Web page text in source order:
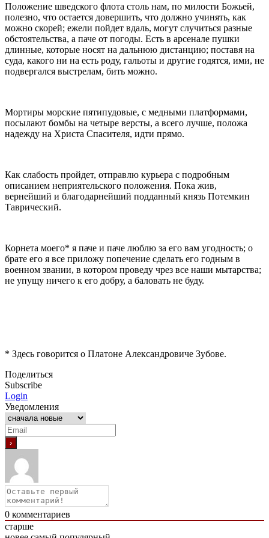
Положение шведского флота столь нам, по милости Божьей,
полезно, что остается довершить, что должно учинять, как
можно скорей; ежели пойдет вдаль, могут случиться разные
обстоятельства, а паче от по­годы. Есть в арсенале пушки
длинные, которые носят на дальнюю дистанцию; поставя на
суда, какого ни на есть роду, гальоты и другие годятся, ими, не
под­вергался выстрелам, бить можно.
Мортиры морские пятипудовые, с медными плат­формами,
посылают бомбы на четыре версты, а всего лучше, положа
надежду на Христа Спасителя, идти прямо.
Как слабость пройдет, отправлю курьера с подробным
описанием неприятельского положения. Пока жив,
вернейший и благодарнейший подданный князь Потемкин
Таврический.
Корнета моего* я паче и паче люблю за его вам угодность; о
брате его я все приложу попечение сде­лать его годным в
военном звании, в котором про­веду чрез все наши мытарства;
не упущу ничего к его добру, а баловать не буду.
* Здесь говорится о Платоне Александровиче Зубове.
Поделиться
Subscribe
Login
Уведомления
0 комментариев
старше